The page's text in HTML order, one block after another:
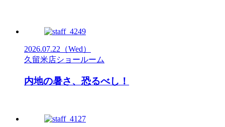
2026.07.22 （Wed）
久留米店ショールーム
内地の暑さ、恐るべし！